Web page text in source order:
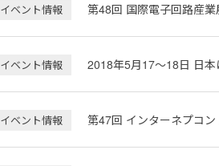
イベント情報 第48回 国際電子回路産
イベント情報 2018年5月17～18日 日
イベント情報 第47回 インターネプコ